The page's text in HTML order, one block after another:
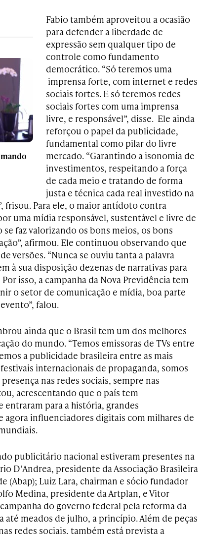
Fabio também aproveitou a ocasião
para defender a liberdade de
expressão sem qualquer tipo de
controle como fundamento
democrático. “Só teremos uma
imprensa forte, com internet e redes
sociais fortes. E só teremos redes
sociais fortes com uma imprensa
livre, e responsável”, disse. Ele ainda
reforçou o papel da publicidade,
fundamental como pilar do livre
mercado. “Garantindo a isonomia de
investimentos, respeitando a força
de cada meio e tratando de forma
justa e técnica cada real investido na
frisou. Para ele, o maior antídoto contra
uma mídia responsável, sustentável e livre de
faz valorizando os bons meios, os bons
afirmou. Ele continuou observando que
versões. “Nunca se ouviu tanta a palavra
à sua disposição dezenas de narrativas para
isso, a campanha da Nova Previdência tem
o setor de comunicação e mídia, boa parte
falou.
ainda que o Brasil tem um dos melhores
do mundo. “Temos emissoras de TVs entre
a publicidade brasileira entre as mais
internacionais de propaganda, somos
nas redes sociais, sempre nas
acrescentando que o país tem
entraram para a história, grandes
agora influenciadores digitais com milhares de
publicitário nacional estiveram presentes na
D’Andrea, presidente da Associação Brasileira
(Abap); Luiz Lara, chairman e sócio fundador
Medina, presidente da Artplan, e Vitor
do governo federal pela reforma da
até meados de julho, a princípio. Além de peças
redes sociais, também está prevista a